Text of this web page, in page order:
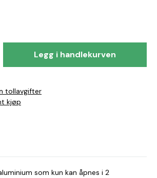
Legg i handlekurven
tollavgifter
kjøp
som kun kan åpnes i 2